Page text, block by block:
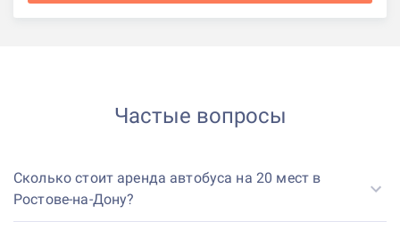
Частые вопросы
Сколько стоит аренда автобуса на 20 мест в
Ростове-на-Дону?